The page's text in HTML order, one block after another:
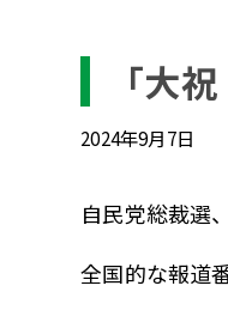
「大
2024年9月7日
自民党総裁選
全国的な報道